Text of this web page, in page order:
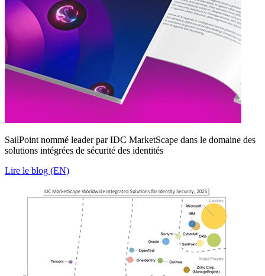
SailPoint nommé leader par IDC MarketScape dans le domaine des
solutions intégrées de sécurité des identités
Lire le blog (EN)